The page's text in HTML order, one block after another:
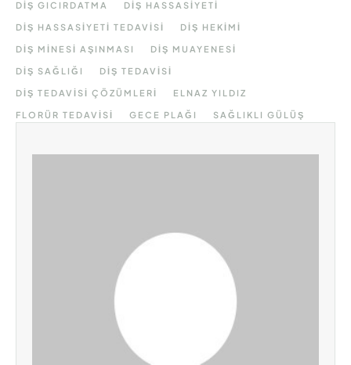
DIŞ GICIRDATMA DIŞ HASSASIYETI
DIŞ HASSASIYETI TEDAVISI DIŞ HEKIMI
DIŞ MINESI AŞINMASI DIŞ MUAYENESI
DIŞ SAĞLIĞI DIŞ TEDAVISI
DIŞ TEDAVISI ÇÖZÜMLERI ELNAZ YILDIZ
FLORÜR TEDAVISI GECE PLAĞI SAĞLIKLI GÜLÜŞ